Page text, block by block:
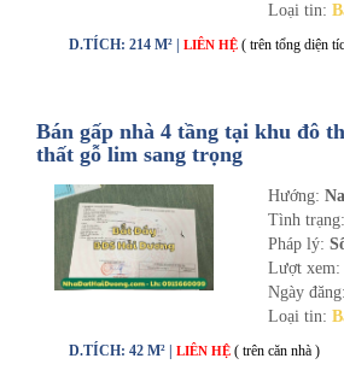
Loại tin:
D.TÍCH: 214 M² | LIÊN HỆ ( trên tổng diện
Bán gấp nhà 4 tầng tại khu đô
thất gỗ lim sang trọng
Hướng:
Tình trạng:
Pháp lý:
Lượt xem:
Ngày đăng:
Loại tin:
D.TÍCH: 42 M² | LIÊN HỆ ( trên căn nhà )